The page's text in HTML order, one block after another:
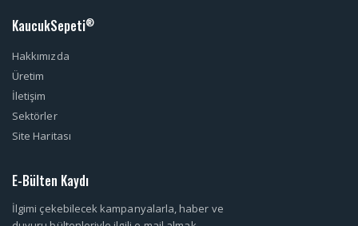
KaucukSepeti®
Hakkımızda
Üretim
İletişim
Sektörler
Site Haritası
E-Bülten Kaydı
İlgimi çekebilecek kampanyalarla, haber ve